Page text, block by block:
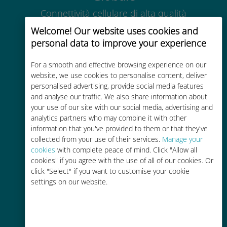
Welcome! Our website uses cookies and
personal data to improve your experience
For a smooth and effective browsing experience on our
website, we use cookies to personalise content, deliver
personalised advertising, provide social media features
and analyse our traffic. We also share information about
your use of our site with our social media, advertising and
analytics partners who may combine it with other
information that you've provided to them or that they've
collected from your use of their services. Manage your
cookies with complete peace of mind. Click "Allow all
cookies" if you agree with the use of all of our cookies. Or
click "Select" if you want to customise your cookie
settings on our website.
Connettività cellulare di alta qualità
in tutto il mondo in oltre 200
destinazioni
Economico
Fino al 90% in meno rispetto alle
tariffe di roaming con il vostro
operatore attuale